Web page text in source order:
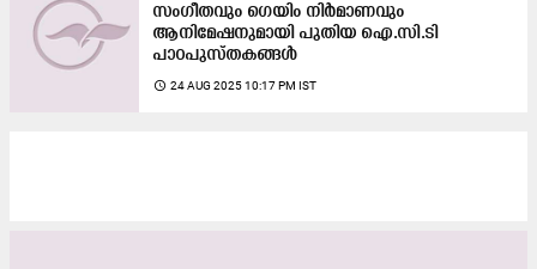
സംഗീതവും ഗെയിം നിര്‍മാണവും
ആനിമേഷനുമായി പുതിയ ഐ.സി.ടി
പാഠപുസ്തകങ്ങൾ
access_time 24 AUG 2025 10:17 PM IST